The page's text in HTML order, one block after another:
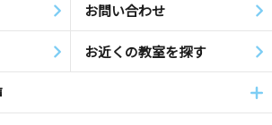
お問い合わせ
お近くの教室を探す